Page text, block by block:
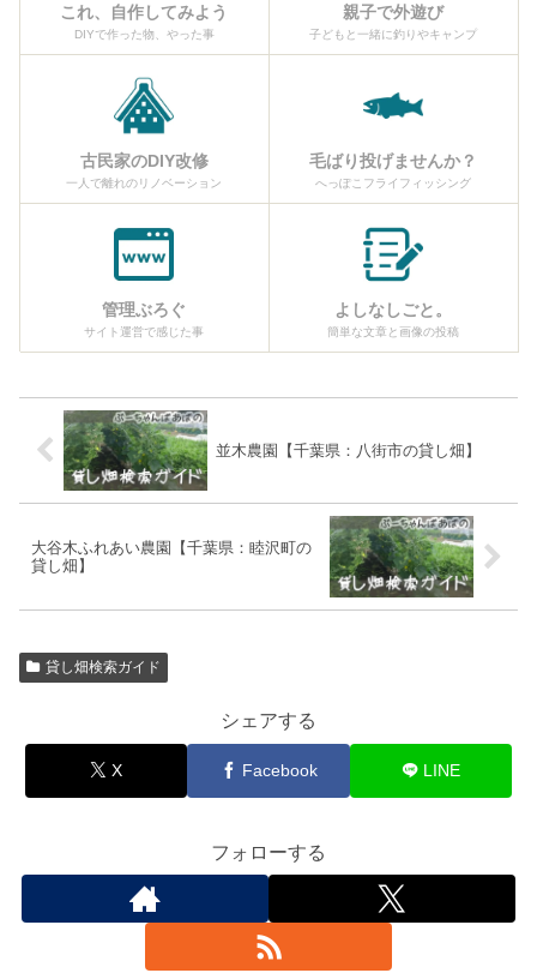
これ、自作してみよう
DIYで作った物、やった事
親子で外遊び
子どもと一緒に釣りやキャンプ
古民家のDIY改修
一人で離れのリノベーション
毛ばり投げませんか？
へっぽこフライフィッシング
管理ぶろぐ
サイト運営で感じた事
よしなしごと。
簡単な文章と画像の投稿
並木農園【千葉県：八街市の貸し畑】
大谷木ふれあい農園【千葉県：睦沢町の
貸し畑】
貸し畑検索ガイド
シェアする
X Facebook LINE
フォローする